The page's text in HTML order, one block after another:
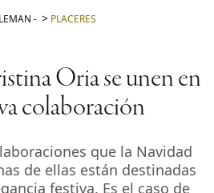
- PLACERES
Oria se unen en
colaboración
que la Navidad
de ellas están destinadas
festiva. Es el caso de